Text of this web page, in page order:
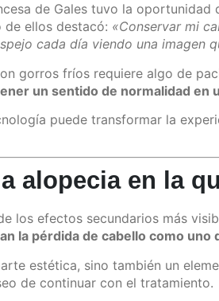
de Gales tuvo la
de ellos destacó: «Conservar mi
cada día viendo una imagen
gorros fríos requiere algo de
un sentido de normalidad
puede transformar la
alopecia en la
los efectos secundarios más
la pérdida de cabello como
estética, sino también un
de continuar con el tratamiento.